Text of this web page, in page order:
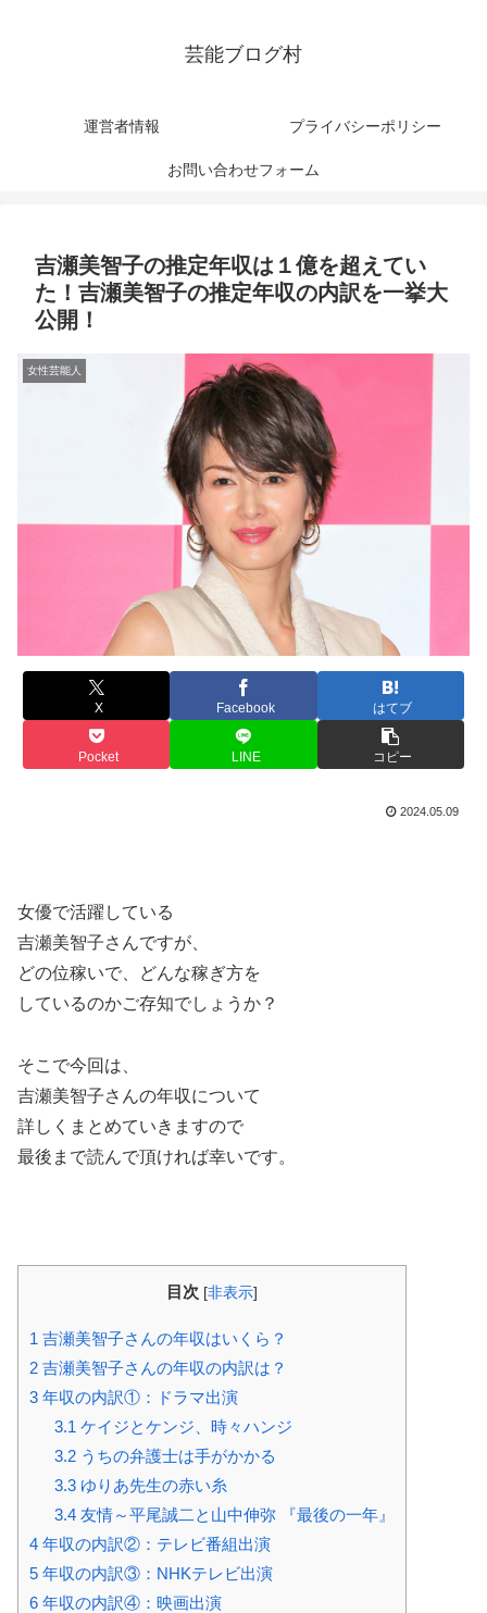
芸能ブログ村
運営者情報 プライバシーポリシー
お問い合わせフォーム
吉瀬美智子の推定年収は１億を超えてい
た！吉瀬美智子の推定年収の内訳を一挙大
公開！
女性芸能人
X Facebook はてブ
Pocket LINE コピー
2024.05.09
女優で活躍している
吉瀬美智子さんですが、
どの位稼いで、どんな稼ぎ方を
しているのかご存知でしょうか？
そこで今回は、
吉瀬美智子さんの年収について
詳しくまとめていきますので
最後まで読んで頂ければ幸いです。
目次 [非表示]
1 吉瀬美智子さんの年収はいくら？
2 吉瀬美智子さんの年収の内訳は？
3 年収の内訳①：ドラマ出演
3.1 ケイジとケンジ、時々ハンジ
3.2うちの弁護士は手がかかる
3.3ゆりあ先生の赤い糸
3.4友情～平尾誠二と山中伸弥 『最後の一年』
4 年収の内訳②：テレビ番組出演
5 年収の内訳③：NHKテレビ出演
6 年収の内訳④：映画出演